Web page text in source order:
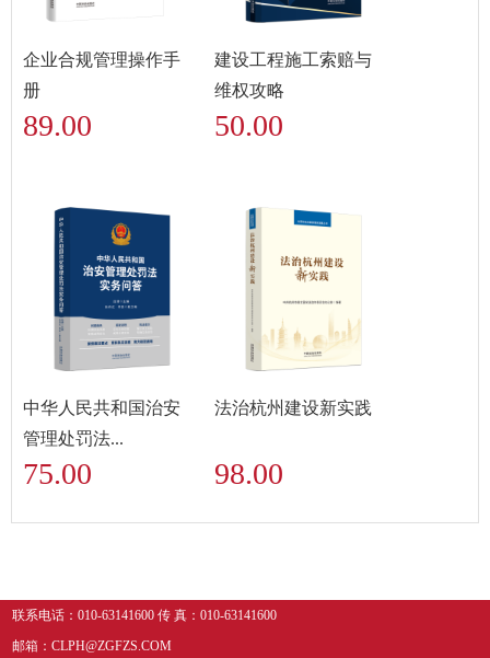
企业合规管理操作手
册
89.00
建设工程施工索赔与
维权攻略
50.00
中华人民共和国治安
管理处罚法...
75.00
法治杭州建设新实践
98.00
联系电话：010-63141600 传 真：010-63141600
邮箱：CLPH@ZGFZS.COM